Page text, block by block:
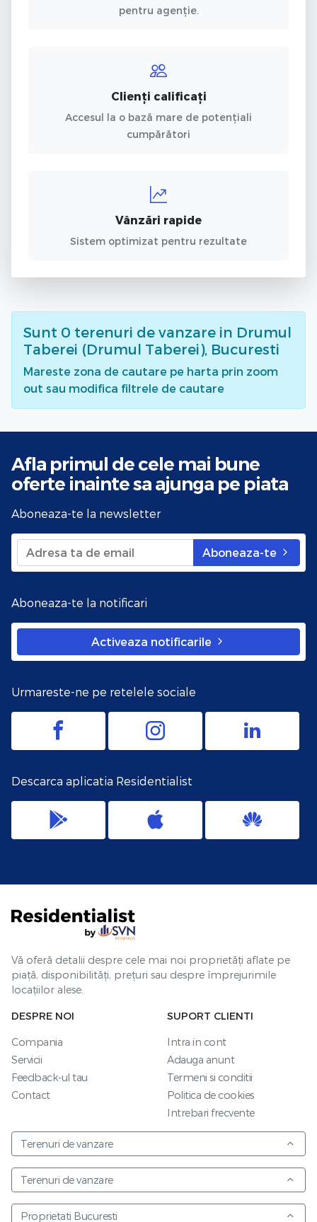
pentru agenție.
Clienți calificați
Accesul la o bază mare de potențiali
cumpărători
Vânzări rapide
Sistem optimizat pentru rezultate
Sunt 0 terenuri de vanzare in Drumul
Taberei (Drumul Taberei), Bucuresti
Mareste zona de cautare pe harta prin zoom
out sau modifica filtrele de cautare
Afla primul de cele mai bune
oferte inainte sa ajunga pe piata
Aboneaza-te la newsletter
Aboneaza-te
Aboneaza-te la notificari
Activeaza notificarile
Urmareste-ne pe retelele sociale
Descarca aplicatia Residentialist
Vă oferă detalii despre cele mai noi proprietăți aflate pe
piață, disponibilități, prețuri sau despre împrejurimile
locațiilor alese.
DESPRE NOI
Compania
Servicii
Feedback-ul tau
Contact
SUPORT CLIENTI
Intra in cont
Adauga anunt
Termeni si conditii
Politica de cookies
Intrebari frecvente
Terenuri de vanzare
Terenuri de vanzare
Proprietati Bucuresti